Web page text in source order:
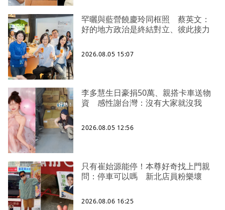
罕曬與藍營饒慶玲同框照 蔡英文：
好的地方政治是終結對立、彼此接力
2026.08.05 15:07
李多慧生日豪捐50萬、親搭卡車送物
資 感性謝台灣：沒有大家就沒我
2026.08.05 12:56
只有崔始源能停！本尊好奇找上門親
問：停車可以嗎 新北店員粉樂壞
2026.08.06 16:25